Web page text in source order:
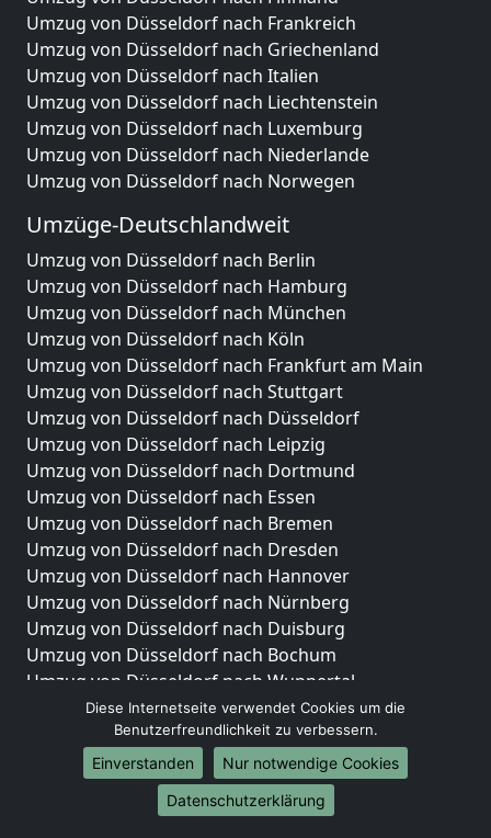
Umzug von Düsseldorf nach Frankreich
Umzug von Düsseldorf nach Griechenland
Umzug von Düsseldorf nach Italien
Umzug von Düsseldorf nach Liechtenstein
Umzug von Düsseldorf nach Luxemburg
Umzug von Düsseldorf nach Niederlande
Umzug von Düsseldorf nach Norwegen
Umzüge-Deutschlandweit
Umzug von Düsseldorf nach Berlin
Umzug von Düsseldorf nach Hamburg
Umzug von Düsseldorf nach München
Umzug von Düsseldorf nach Köln
Umzug von Düsseldorf nach Frankfurt am Main
Umzug von Düsseldorf nach Stuttgart
Umzug von Düsseldorf nach Düsseldorf
Umzug von Düsseldorf nach Leipzig
Umzug von Düsseldorf nach Dortmund
Umzug von Düsseldorf nach Essen
Umzug von Düsseldorf nach Bremen
Umzug von Düsseldorf nach Dresden
Umzug von Düsseldorf nach Hannover
Umzug von Düsseldorf nach Nürnberg
Umzug von Düsseldorf nach Duisburg
Umzug von Düsseldorf nach Bochum
Umzug von Düsseldorf nach Wuppertal
Umzug von Düsseldorf nach Bielefeld
Umzug von Düsseldorf nach Bonn
Umzug von Düsseldorf nach Münster
Internationale-Umzüge
Diese Internetseite verwendet Cookies um die
Benutzerfreundlichkeit zu verbessern.
Einverstanden
Nur notwendige Cookies
Datenschutzerklärung